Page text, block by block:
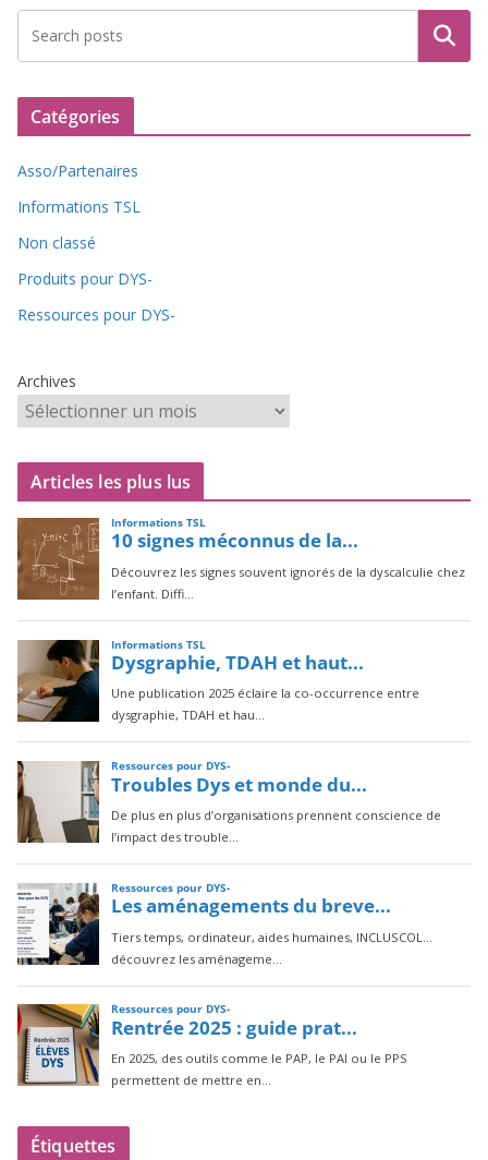
Catégories
Asso/Partenaires
Informations TSL
Non classé
Produits pour DYS-
Ressources pour DYS-
Archives
Articles les plus lus
Étiquettes